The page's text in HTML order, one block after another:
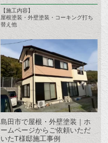
【施工内容】
屋根塗装・外壁塗装・コーキング打ち
替え他
島田市で屋根・外壁塗装｜ホ
ームページからご依頼いただ
いたT様邸施工事例